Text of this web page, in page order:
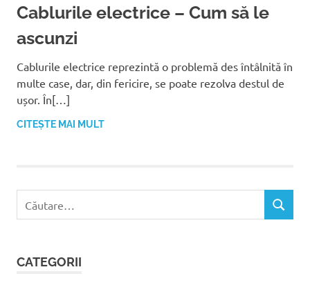
Cablurile electrice – Cum să le
ascunzi
Cablurile electrice reprezintă o problemă des întâlnită în
multe case, dar, din fericire, se poate rezolva destul de
ușor. În[…]
CITEȘTE MAI MULT
ă
C
CATEGORII